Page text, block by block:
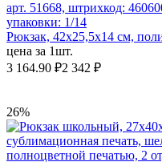
арт. 51668, штрихкод:
упаковки: 1/14
Рюкзак, 42х25,5х14 см,
цена за 1шт.
3 164.90 ₽2 342 ₽
26%